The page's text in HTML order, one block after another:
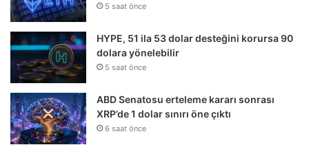
5 saat önce
HYPE, 51 ila 53 dolar desteğini korursa 90
dolara yönelebilir
5 saat önce
ABD Senatosu erteleme kararı sonrası
XRP’de 1 dolar sınırı öne çıktı
6 saat önce